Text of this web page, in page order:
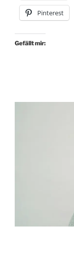
Pinterest
Gefällt mir: